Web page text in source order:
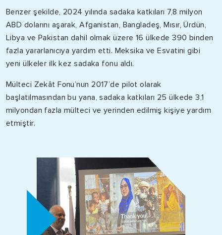
Benzer şekilde, 2024 yılında sadaka katkıları 7,8 milyon
ABD dolarını aşarak, Afganistan, Bangladeş, Mısır, Ürdün,
Libya ve Pakistan dahil olmak üzere 16 ülkede 390 binden
fazla yararlanıcıya yardım etti. Meksika ve Esvatini gibi
yeni ülkeler ilk kez sadaka fonu aldı.
Mülteci Zekât Fonu’nun 2017’de pilot olarak
başlatılmasından bu yana, sadaka katkıları 25 ülkede 3,1
milyondan fazla mülteci ve yerinden edilmiş kişiye yardım
etmiştir.